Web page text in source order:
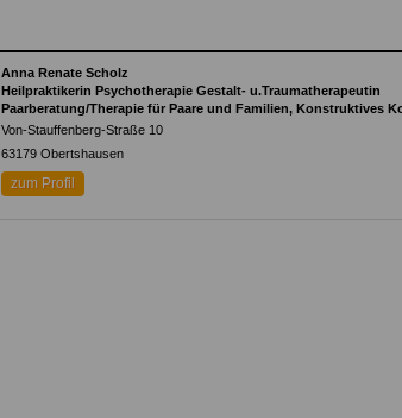
Zum Kontaktformular
Anna Renate Scholz
Heilpraktikerin Psychotherapie Gestalt- u.Traumatherapeutin
Paarberatung/Therapie für Paare und Familien, Konstruktives
Von-Stauffenberg-Straße 10
63179 Obertshausen
zum Profil